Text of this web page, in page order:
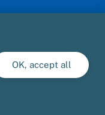
OK, accept all